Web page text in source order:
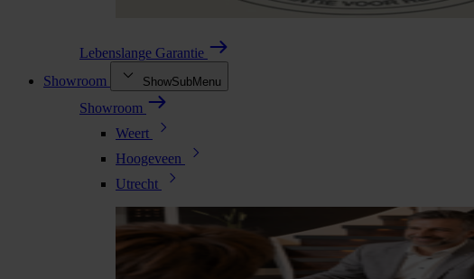
Lebenslange Garantie
Showroom
ShowSubMenu
Showroom
Weert
Hoogeveen
Utrecht